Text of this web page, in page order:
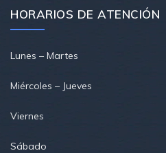
HORARIOS DE ATENCIÓN
Lunes – Martes
Miércoles – Jueves
Viernes
Sábado